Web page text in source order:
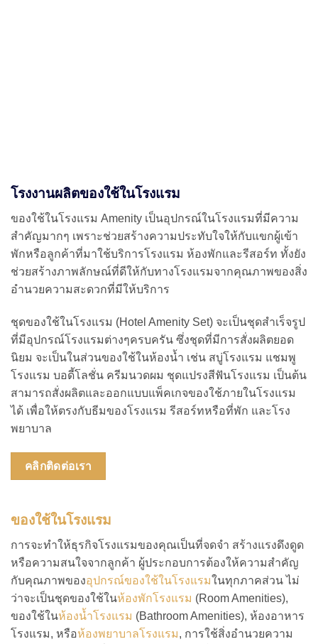
โรงงานผลิตของใช้ในโรงแรม
ของใช้ในโรงแรม Amenity เป็นอุปกรณ์ในโรงแรมที่มีความ
สำคัญมากๆ เพราะช่วยสร้างความประทับใจให้กับแขกผู้เข้า
พักหรือลูกค้าที่มาใช้บริการโรงแรม ห้องพักและรีสอร์ท ทั้งยัง
ช่วยสร้างภาพลักษณ์ที่ดีให้กับทางโรงแรมจากคุณภาพของสิ่ง
อำนวยความสะดวกที่มีให้บริการ
ชุดของใช้ในโรงแรม (Hotel Amenity Set) จะเป็นชุดสำเร็จรูป
ที่มีอุปกรณ์โรงแรมต่างๆครบครัน ซึ่งชุดที่มีการสั่งผลิตยอด
นิยม จะเป็นในส่วนของใช้ในห้องน้ำ เช่น สบู่โรงแรม แชมพู
โรงแรม บอดี้โลชั่น ครีมนวดผม ชุดแปรงสีฟันโรงแรม เป็นต้น
สามารถสั่งผลิตและออกแบบแพ็คเกจของใช้ภายในโรงแรม
ได้ เพื่อให้ตรงกับธีมของโรงแรม รีสอร์ทหรือที่พัก และโรง
พยาบาล
คลิกติดต่อเรา
ของใช้ในโรงแรม
การจะทำให้ธุรกิจโรงแรมของคุณเป็นที่จดจำ สร้างแรงดึงดูด
หรือความสนใจจากลูกค้า ผู้ประกอบการต้องให้ความสำคัญ
กับคุณภาพของอุปกรณ์ของใช้ในโรงแรมในทุกภาคส่วน ไม่
ว่าจะเป็นชุดของใช้ในห้องพักโรงแรม (Room Amenities),
ของใช้ในห้องน้ำโรงแรม (Bathroom Amenities), ห้องอาหาร
โรงแรม, หรือห้องพยาบาลโรงแรม, การใช้สิ่งอำนวยความ